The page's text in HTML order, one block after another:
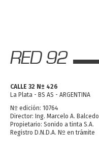
CALLE 32 Nº 426
La Plata - BS AS - ARGENTINA
Nº edición: 10764
Director: Ing. Marcelo A. Balcedo
Propietario: Sonido a tinta S.A.
Registro D.N.D.A. Nº en trámite